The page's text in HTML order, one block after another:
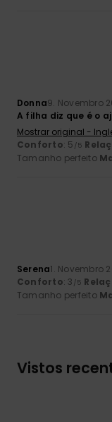
Donna9. Novembro
A filha diz que é o
Mostrar original -
Conforto: 5 /5
Tamanho perfeito
Serena1. Novembro
Conforto: 3 /5
Tamanho perfeito
Vistos